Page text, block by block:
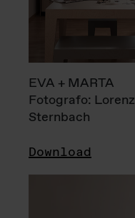
EVA + MARTA
Fotografo: Lorenz
Sternbach
Download